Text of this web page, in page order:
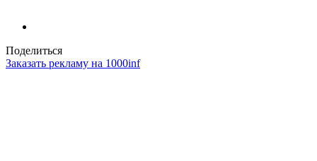
Поделиться
Заказать рекламу на 1000inf